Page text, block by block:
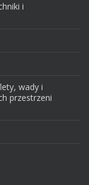
i
wady i
przestrzeni